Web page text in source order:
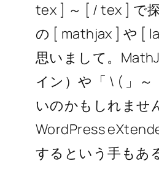
tex ] ～ [ / tex ] で
の [ mathjax ] や [
思いまして。
イン）や「 \ ( 」
いのかもしれませ
WordPress
するという手もあ